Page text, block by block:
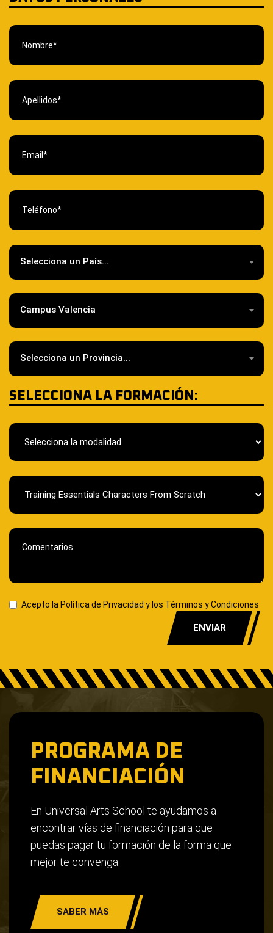
Selecciona un País...
Campus Valencia
Selecciona un Provincia...
SELECCIONA LA FORMACIÓN:
Acepto la Política de Privacidad y los Términos y Condiciones
ENVIAR
PROGRAMA DE
FINANCIACIÓN
En Universal Arts School te ayudamos a
encontrar vías de financiación para que
puedas pagar tu formación de la forma que
mejor te convenga.
SABER MÁS